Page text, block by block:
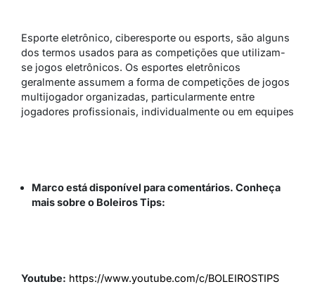
Esporte eletrônico, ciberesporte ou esports, são alguns
dos termos usados para as competições que utilizam-
se jogos eletrônicos. Os esportes eletrônicos
geralmente assumem a forma de competições de jogos
multijogador organizadas, particularmente entre
jogadores profissionais, individualmente ou em equipes
Marco está disponível para comentários. Conheça
mais sobre o Boleiros Tips:
Youtube: https://www.youtube.com/c/BOLEIROSTIPS